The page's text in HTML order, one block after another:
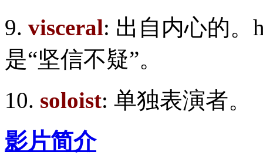
9. visceral: 出自内心的。
是“坚信不疑”。
10. soloist: 单独表演者。
影片简介